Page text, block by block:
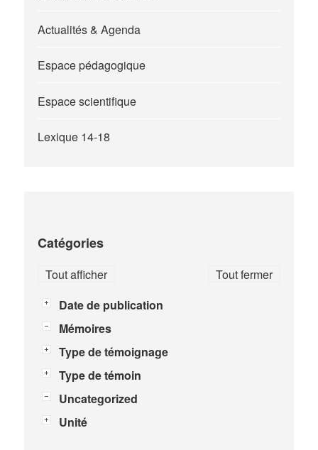
Actualités & Agenda
Espace pédagogique
Espace scientifique
Lexique 14-18
Catégories
Tout fermer
Tout afficher
Date de publication
Mémoires
Type de témoignage
Type de témoin
Uncategorized
Unité